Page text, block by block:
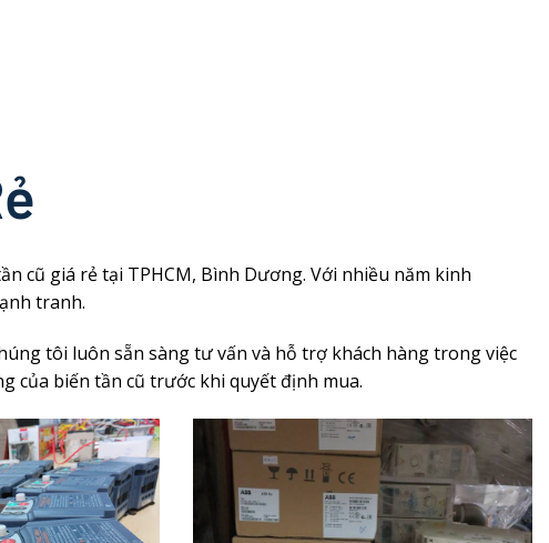
cũ giá rẻ tại TPHCM, Bình Dương. Với nhiều năm kinh
tranh.
tôi luôn sẵn sàng tư vấn và hỗ trợ khách hàng trong việc
của biến tần cũ trước khi quyết định mua.